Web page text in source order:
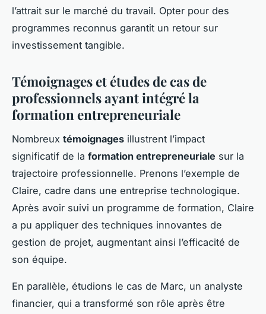
l’attrait sur le marché du travail. Opter pour des
programmes reconnus garantit un retour sur
investissement tangible.
Témoignages et études de cas de
professionnels ayant intégré la
formation entrepreneuriale
Nombreux témoignages illustrent l’impact
significatif de la formation entrepreneuriale sur la
trajectoire professionnelle. Prenons l’exemple de
Claire, cadre dans une entreprise technologique.
Après avoir suivi un programme de formation, Claire
a pu appliquer des techniques innovantes de
gestion de projet, augmentant ainsi l’efficacité de
son équipe.
En parallèle, étudions le cas de Marc, un analyste
financier, qui a transformé son rôle après être